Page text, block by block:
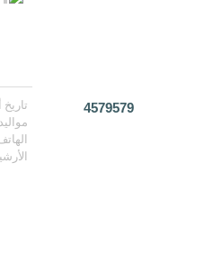
4579579
مواليد